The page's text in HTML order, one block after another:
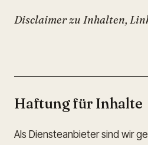
Disclaimer zu Inhalten,
Haftung für Inhalte
Als Diensteanbieter sind wir